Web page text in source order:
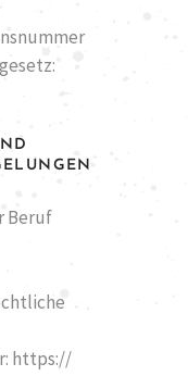
Beruf
https://